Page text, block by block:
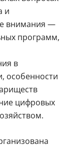
и
внимания —
программ,
в
особенности
цифровых